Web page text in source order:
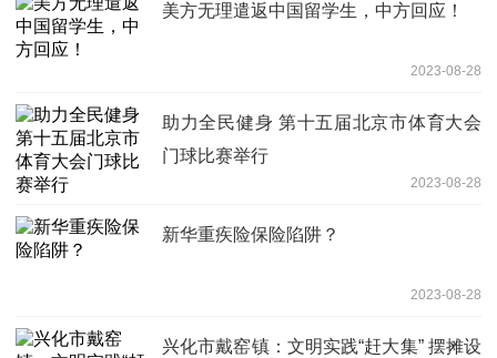
美方无理遣返中国留学生，中方回应！
2023-08-28
助力全民健身 第十五届北京市体育大会
门球比赛举行
2023-08-28
新华重疾险保险陷阱？
2023-08-28
兴化市戴窑镇：文明实践“赶大集” 摆摊设